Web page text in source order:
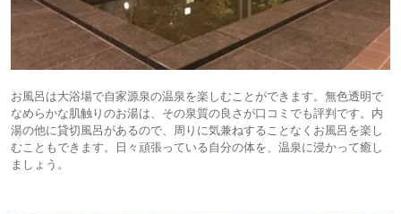
お風呂は大浴場で自家源泉の温泉を楽しむことができます。無色透明で
なめらかな肌触りのお湯は、その泉質の良さが口コミでも評判です。内
湯の他に貸切風呂があるので、周りに気兼ねすることなくお風呂を楽し
むこともできます。日々頑張っている自分の体を、温泉に浸かって癒し
ましょう。